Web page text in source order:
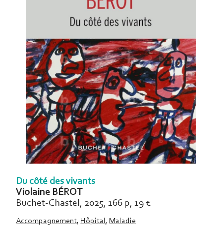
Du côté des vivants
Violaine BÉROT
Buchet-Chastel, 2025, 166 p, 19 €
Accompagnement, Hôpital, Maladie